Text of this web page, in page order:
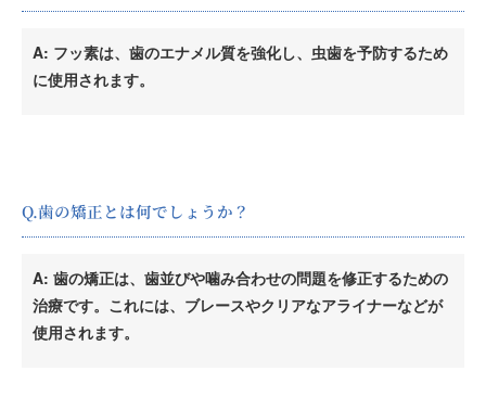
A: フッ素は、歯のエナメル質を強化し、虫歯を予防するため
に使用されます。
Q.歯の矯正とは何でしょうか？
A: 歯の矯正は、歯並びや噛み合わせの問題を修正するための
治療です。これには、ブレースやクリアなアライナーなどが
使用されます。